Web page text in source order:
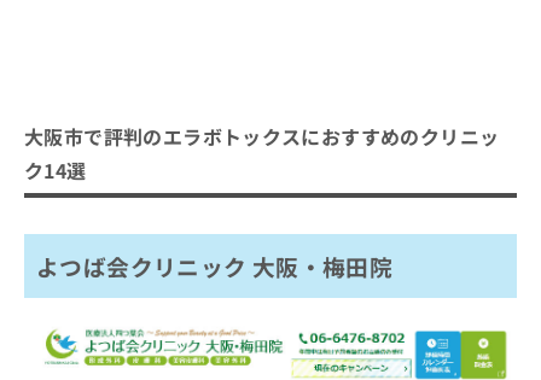
大阪市で評判のエラボトックスにおすすめのクリニッ
ク14選
よつば会クリニック 大阪・梅田院